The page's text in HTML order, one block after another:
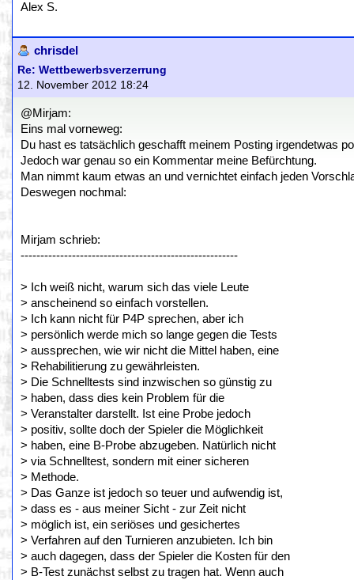
Alex S.
chrisdel
Re: Wettbewerbsverzerrung
12. November 2012 18:24
@Mirjam:
Eins mal vorneweg:
Du hast es tatsächlich geschafft meinem Posting irgendetwas
Jedoch war genau so ein Kommentar meine Befürchtung.
Man nimmt kaum etwas an und vernichtet einfach jeden
Deswegen nochmal:
Mirjam schrieb:
-------------------------------------------------------
> Ich weiß nicht, warum sich das viele Leute
> anscheinend so einfach vorstellen.
> Ich kann nicht für P4P sprechen, aber ich
> persönlich werde mich so lange gegen die Tests
> aussprechen, wie wir nicht die Mittel haben, eine
> Rehabilitierung zu gewährleisten.
> Die Schnelltests sind inzwischen so günstig zu
> haben, dass dies kein Problem für die
> Veranstalter darstellt. Ist eine Probe jedoch
> positiv, sollte doch der Spieler die Möglichkeit
> haben, eine B-Probe abzugeben. Natürlich nicht
> via Schnelltest, sondern mit einer sicheren
> Methode.
> Das Ganze ist jedoch so teuer und aufwendig ist,
> dass es - aus meiner Sicht - zur Zeit nicht
> möglich ist, ein seriöses und gesichertes
> Verfahren auf den Turnieren anzubieten. Ich bin
> auch dagegen, dass der Spieler die Kosten für den
> B-Test zunächst selbst zu tragen hat. Wenn auch